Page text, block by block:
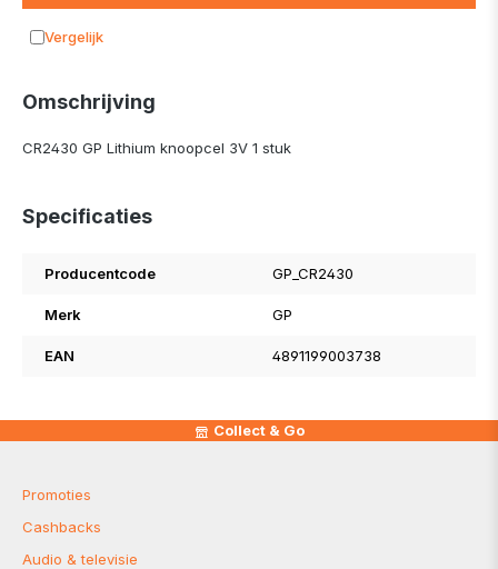
Vergelijk
Toevoegen aan vergelijking
Omschrijving
CR2430 GP Lithium knoopcel 3V 1 stuk
Specificaties
Producentcode GP_CR2430
Merk GP
EAN 4891199003738
Collect & Go
Promoties
Cashbacks
Audio & televisie